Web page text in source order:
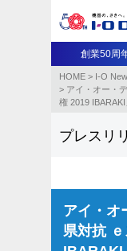
創業50周
HOME > I-O
> アイ・オー・
権 2019
プレスリ
アイ・オ
県対抗